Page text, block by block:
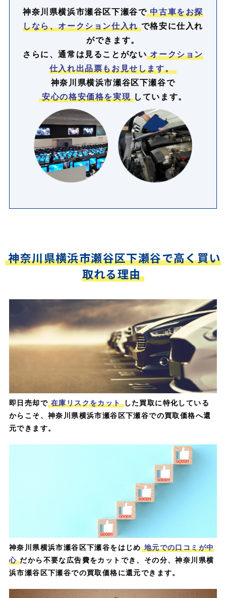
神奈川県横浜市瀬谷区下瀬谷で 中古車をお探
しなら、オークション仕入れ で格安に仕入れ
ができます。
さらに、通常は見ることがない オークション
仕入れ出品票もお見せします。
神奈川県横浜市瀬谷区下瀬谷で
安心の格安価格を実現 しています。
神奈川県横浜市瀬谷区下瀬谷で高く買い
取れる理由
即日売却で 在庫リスクをカット した買取に特化している
からこそ、神奈川県横浜市瀬谷区下瀬谷での買取価格へ還
元できます。
神奈川県横浜市瀬谷区下瀬谷をはじめ 地元での口コミが中
心 だから不要な広告費をカットでき、その分、神奈川県横
浜市瀬谷区下瀬谷での買取価格に還元できます。